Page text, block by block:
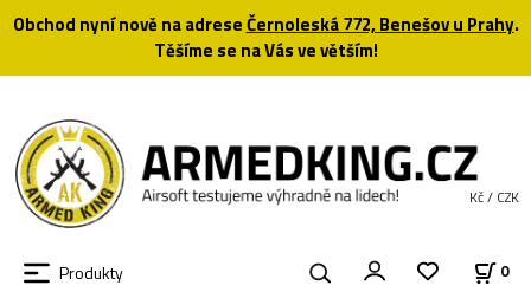
Obchod nyní nově na adreseČernoleská 772, Benešov u Prahy.
Těšíme se na Vás ve větším!
Produkty 0
Kč / CZK